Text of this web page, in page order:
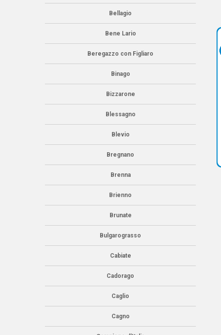
Bellagio
Bene Lario
Beregazzo con Figliaro
Binago
Bizzarone
Blessagno
Blevio
Bregnano
Brenna
Brienno
Brunate
Bulgarograsso
Cabiate
Cadorago
Caglio
Cagno